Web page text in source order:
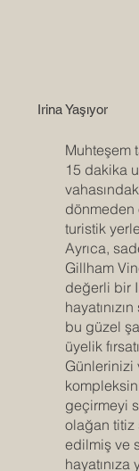
Irina Yaşıyor
Muhteşem
15 dakika
dönmeden
turistik
Ayrıca,
Gillham
değerli bir
bu güzel
üyelik
Günlerinizi
geçirmeyi
olağan titiz
edilmiş ve